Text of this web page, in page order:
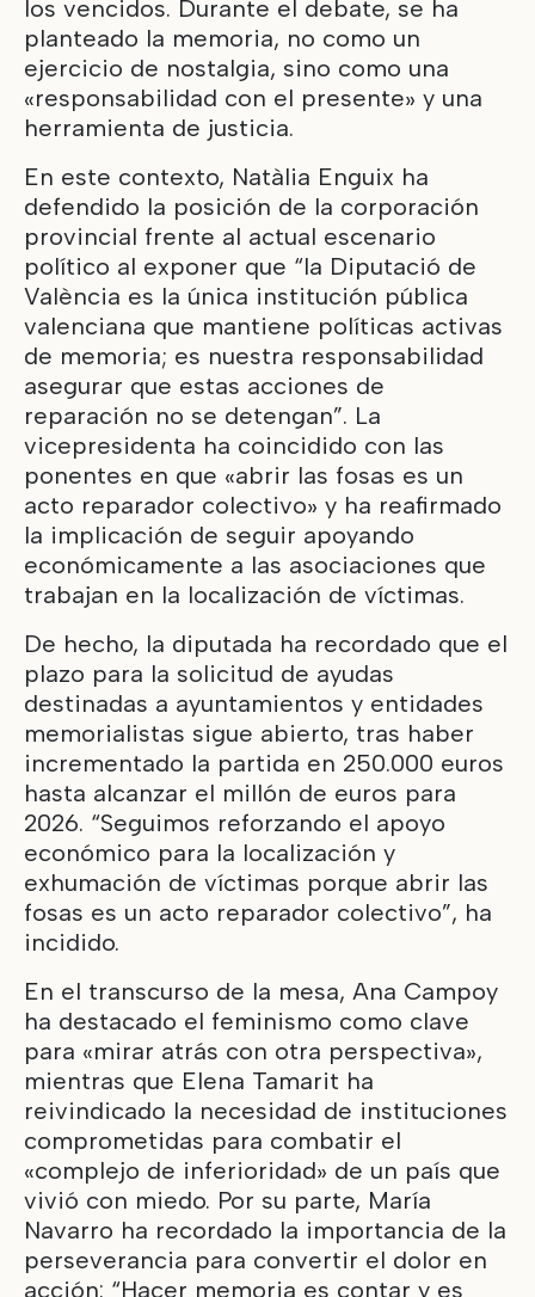
los vencidos. Durante el debate, se ha
planteado la memoria, no como un
ejercicio de nostalgia, sino como una
«responsabilidad con el presente» y una
herramienta de justicia.
En este contexto, Natàlia Enguix ha
defendido la posición de la corporación
provincial frente al actual escenario
político al exponer que “la Diputació de
València es la única institución pública
valenciana que mantiene políticas activas
de memoria; es nuestra responsabilidad
asegurar que estas acciones de
reparación no se detengan”. La
vicepresidenta ha coincidido con las
ponentes en que «abrir las fosas es un
acto reparador colectivo» y ha reafirmado
la implicación de seguir apoyando
económicamente a las asociaciones que
trabajan en la localización de víctimas.
De hecho, la diputada ha recordado que el
plazo para la solicitud de ayudas
destinadas a ayuntamientos y entidades
memorialistas sigue abierto, tras haber
incrementado la partida en 250.000 euros
hasta alcanzar el millón de euros para
2026. “Seguimos reforzando el apoyo
económico para la localización y
exhumación de víctimas porque abrir las
fosas es un acto reparador colectivo”, ha
incidido.
En el transcurso de la mesa, Ana Campoy
ha destacado el feminismo como clave
para «mirar atrás con otra perspectiva»,
mientras que Elena Tamarit ha
reivindicado la necesidad de instituciones
comprometidas para combatir el
«complejo de inferioridad» de un país que
vivió con miedo. Por su parte, María
Navarro ha recordado la importancia de la
perseverancia para convertir el dolor en
acción: “Hacer memoria es contar y es